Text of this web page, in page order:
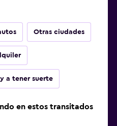
Otras ciudades
a tener suerte
en estos transitados